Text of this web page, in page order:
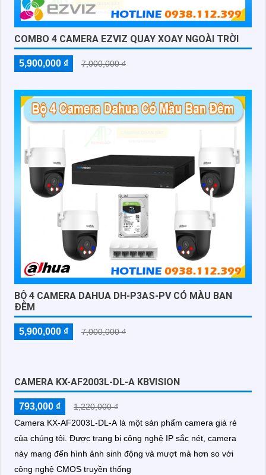
COMBO 4 CAMERA EZVIZ QUAY XOAY NGOÀI TRỜI
5,900,000 ₫ 7,000,000 ₫
BỘ 4 CAMERA DAHUA DH-P3AS-PV CÓ MÀU BAN
ĐÊM
5,900,000 ₫ 7,000,000 ₫
CAMERA KX-AF2003L-DL-A KBVISION
793,000 ₫
1,220,000 ₫
Camera KX-AF2003L-DL-A là một sản phẩm camera giá rẻ
của chúng tôi. Được trang bị công nghệ IP sắc nét, camera
này mang đến hình ảnh sinh động và mượt mà hơn so với
công nghệ CMOS truyền thống